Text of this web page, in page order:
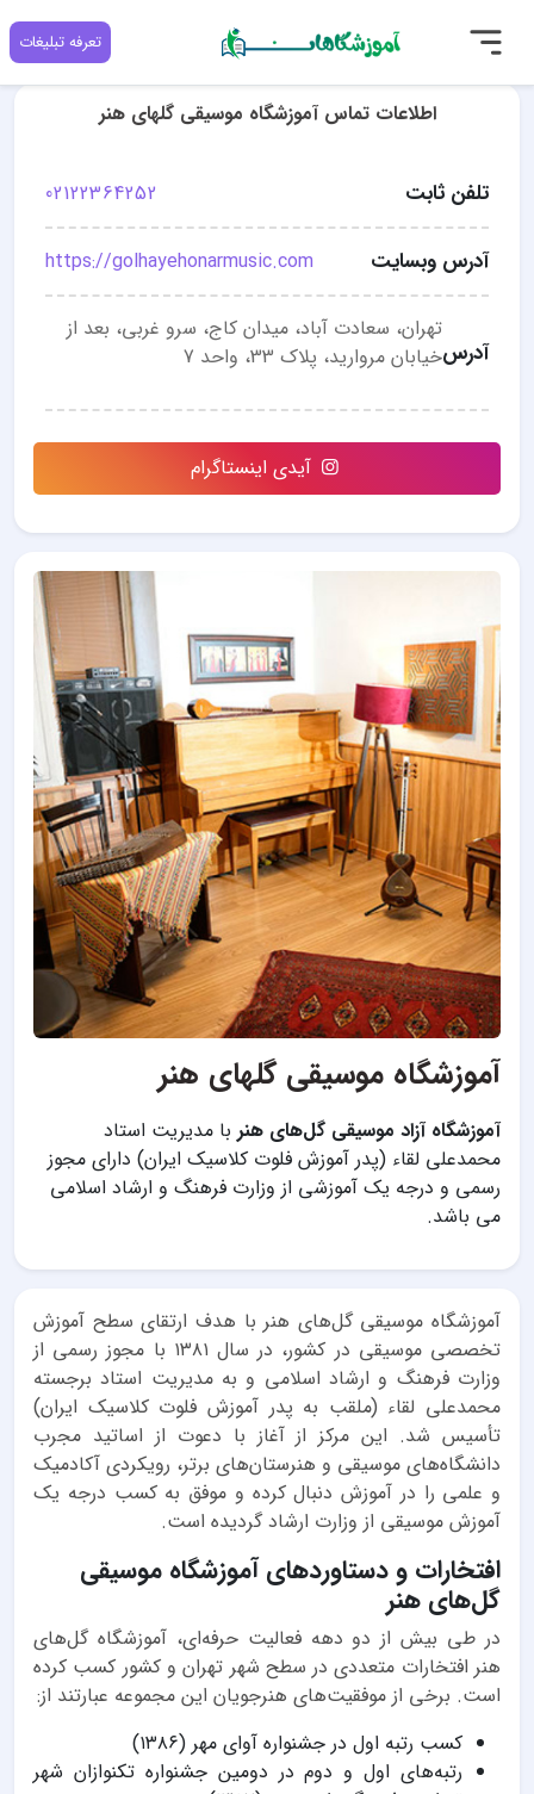
تعرفه تبلیغات
آموزشگاه موسیقی گلهای هنر
آموزشگاه آزاد موسیقی گل‌های هنر با مدیریت استاد
محمدعلی لقاء (پدر آموزش فلوت کلاسیک ایران) دارای مجوز
رسمی و درجه یک آموزشی از وزارت فرهنگ و ارشاد اسلامی
می باشد.
آموزشگاه موسیقی گل‌های هنر با هدف ارتقای سطح آموزش
تخصصی موسیقی در کشور، در سال ۱۳۸۱ با مجوز رسمی از
وزارت فرهنگ و ارشاد اسلامی و به مدیریت استاد برجسته
محمدعلی لقاء (ملقب به پدر آموزش فلوت کلاسیک ایران)
تأسیس شد. این مرکز از آغاز با دعوت از اساتید مجرب
دانشگاه‌های موسیقی و هنرستان‌های برتر، رویکردی آکادمیک
و علمی را در آموزش دنبال کرده و موفق به کسب درجه یک
آموزش موسیقی از وزارت ارشاد گردیده است.
افتخارات و دستاوردهای آموزشگاه موسیقی
گل‌های هنر
در طی بیش از دو دهه فعالیت حرفه‌ای، آموزشگاه گل‌های
هنر افتخارات متعددی در سطح شهر تهران و کشور کسب کرده
است. برخی از موفقیت‌های هنرجویان این مجموعه عبارتند از:
کسب رتبه اول در جشنواره آوای مهر (۱۳۸۶)
رتبه‌های اول و دوم در دومین جشنواره تکنوازان شهر
اطلاعات تماس آموزشگاه موسیقی گلهای هنر
تلفن ثابت 02122364252
آدرس وبسایت https://golhayehonarmusic.com
آدرس
تهران، سعادت آباد، میدان کاج، سرو غربی، بعد از
خیابان مروارید، پلاک 33، واحد 7
آیدی اینستاگرام